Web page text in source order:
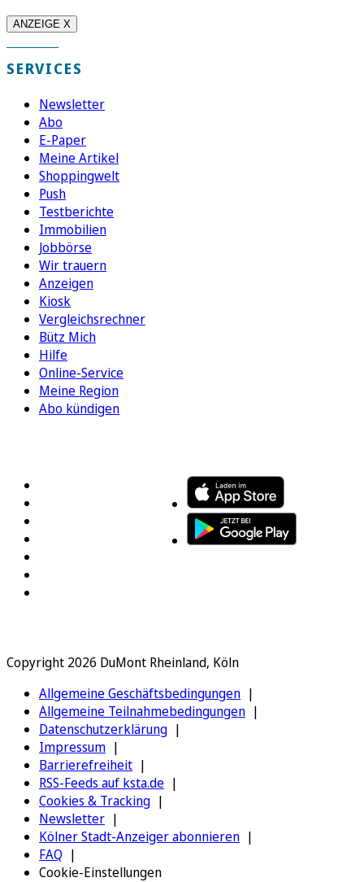
ANZEIGE X
SERVICES
Newsletter
Abo
E-Paper
Meine Artikel
Shoppingwelt
Push
Testberichte
Immobilien
Jobbörse
Wir trauern
Anzeigen
Kiosk
Vergleichsrechner
Bütz Mich
Hilfe
Online-Service
Meine Region
Abo kündigen
Copyright 2026 DuMont Rheinland, Köln
Allgemeine Geschäftsbedingungen
Allgemeine Teilnahmebedingungen
Datenschutzerklärung
Impressum
Barrierefreiheit
RSS-Feeds auf ksta.de
Cookies & Tracking
Newsletter
Kölner Stadt-Anzeiger abonnieren
FAQ
Cookie-Einstellungen